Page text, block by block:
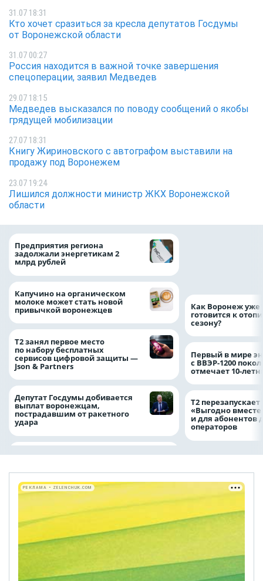
31.07 18:31
Кто хочет сразиться за кресла депутатов Госдумы
от Воронежской области
31.07 00:27
Россия находится в важной точке завершения
спецоперации, заявил Медведев
29.07 18:15
Медведев высказался по поводу сообщений о якобы
грядущей мобилизации
27.07 18:31
Книгу Жириновского с автографом выставили на
продажу под Воронежем
23.07 19:24
Лишился должности министр ЖКХ Воронежской
области
Предприятия региона
задолжали энергетикам 2
млрд рублей
Капучино на органическом
молоке может стать новой
привычкой воронежцев
Т2 занял первое место
по набору бесплатных
сервисов цифровой защиты —
Json & Partners
Депутат Госдумы добивается
выплат воронежцам,
пострадавшим от ракетного
удара
Как Воронеж уже
готовится к
сезону?
Первый в мире
с ВВЭР-1200
отмечает 10-
Т2
«Выгодно
и для абонентов
операторов
РЕКЛАМА • ZELENCHUK.COM